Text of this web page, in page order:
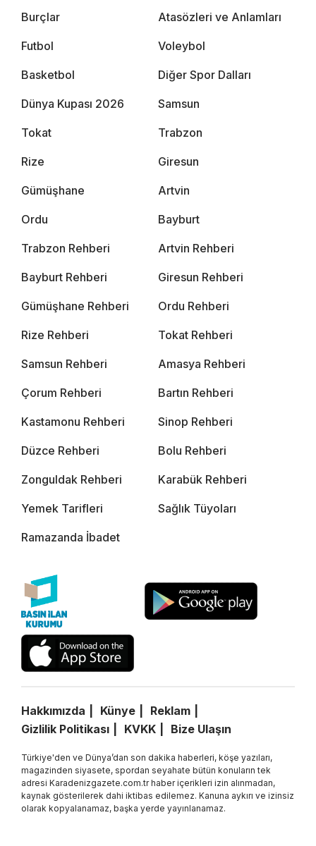
Burçlar Atasözleri ve Anlamları
Futbol Voleybol
Basketbol Diğer Spor Dalları
Dünya Kupası 2026 Samsun
Tokat Trabzon
Rize Giresun
Gümüşhane Artvin
Ordu Bayburt
Trabzon Rehberi Artvin Rehberi
Bayburt Rehberi Giresun Rehberi
Gümüşhane Rehberi Ordu Rehberi
Rize Rehberi Tokat Rehberi
Samsun Rehberi Amasya Rehberi
Çorum Rehberi Bartın Rehberi
Kastamonu Rehberi Sinop Rehberi
Düzce Rehberi Bolu Rehberi
Zonguldak Rehberi Karabük Rehberi
Yemek Tarifleri Sağlık Tüyoları
Ramazanda İbadet
Hakkımızda Künye
Reklam
Gizlilik Politikası
KVKK Bize Ulaşın
Türkiye'den ve Dünya’dan son dakika haberleri, köşe yazıları,
magazinden siyasete, spordan seyahate bütün konuların tek
adresi Karadenizgazete.com.tr haber içerikleri izin alınmadan,
kaynak gösterilerek dahi iktibas edilemez. Kanuna aykırı ve izinsiz
olarak kopyalanamaz, başka yerde yayınlanamaz.